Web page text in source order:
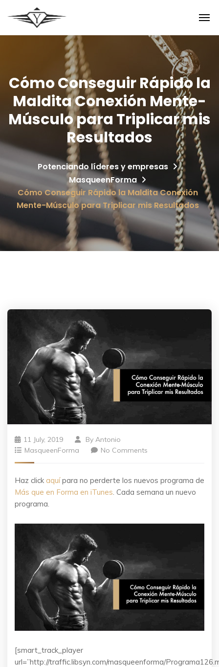
Cómo Conseguir Rápido la
Maldita Conexión Mente-
Músculo para Triplicar mis
Resultados
Potenciando líderes y empresas
MasqueenForma
Cómo Conseguir Rápido la Maldita Conexión
Mente-Músculo para Triplicar mis Resultados
11 July, 2019 By Antonio
MasqueenForma
No Comments
Haz click aquípara no perderte los nuevos programa de
Más que en Forma en iTunes. Cada semana un nuevo
programa.
[smart_track_player
url=”http://traffic.libsyn.com/masqueenforma/